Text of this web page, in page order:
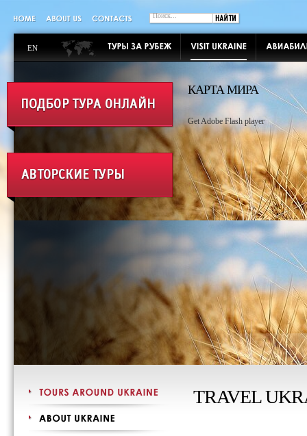
EN
КАРТА МИРА
Get Adobe Flash player
TRAVEL